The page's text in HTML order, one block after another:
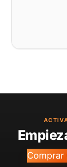
Comprar